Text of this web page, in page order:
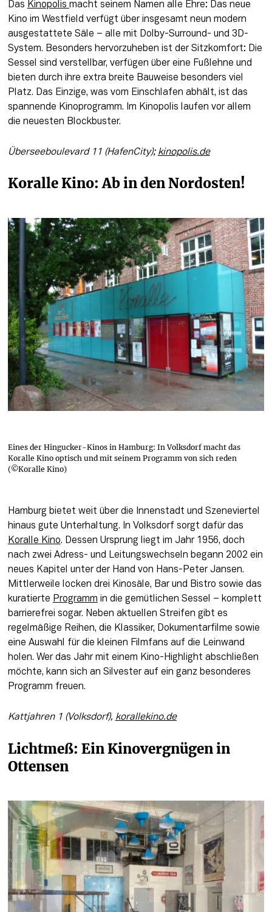
Das Kinopolis macht seinem Namen alle Ehre: Das neue
Kino im Westfield verfügt über insgesamt neun modern
ausgestattete Säle – alle mit Dolby-Surround- und 3D-
System. Besonders hervorzuheben ist der Sitzkomfort: Die
Sessel sind verstellbar, verfügen über eine Fußlehne und
bieten durch ihre extra breite Bauweise besonders viel
Platz. Das Einzige, was vom Einschlafen abhält, ist das
spannende Kinoprogramm. Im Kinopolis laufen vor allem
die neuesten Blockbuster.
Überseeboulevard 11 (HafenCity); kinopolis.de
Koralle Kino: Ab in den Nordosten!
Eines der Hingucker-Kinos in Hamburg: In Volksdorf macht das
Koralle Kino optisch und mit seinem Programm von sich reden
(©Koralle Kino)
Hamburg bietet weit über die Innenstadt und Szeneviertel
Koralle Kino. Dessen Ursprung liegt im Jahr 1956, doch
nach zwei Adress- und Leitungswechseln begann 2002 ein
neues Kapitel unter der Hand von Hans-Peter Jansen.
Mittlerweile locken drei Kinosäle, Bar und Bistro sowie das
kuratierte Programm in die gemütlichen Sessel – komplett
barrierefrei sogar. Neben aktuellen Streifen gibt es
regelmäßige Reihen, die Klassiker, Dokumentarfilme sowie
eine Auswahl für die kleinen Filmfans auf die Leinwand
holen. Wer das Jahr mit einem Kino-Highlight abschließen
möchte, kann sich an Silvester auf ein ganz besonderes
Programm freuen.
Kattjahren 1 (Volksdorf), korallekino.de
Lichtmeß: Ein Kinovergnügen in
Ottensen